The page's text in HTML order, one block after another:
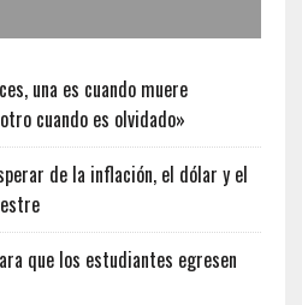
una es cuando muere
cuando es olvidado»
de la inflación, el dólar y el
que los estudiantes egresen